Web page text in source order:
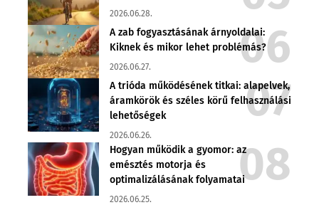
2026.06.28.
A zab fogyasztásának árnyoldalai:
Kiknek és mikor lehet problémás?
2026.06.27.
A trióda működésének titkai: alapelvek,
áramkörök és széles körű felhasználási
lehetőségek
2026.06.26.
Hogyan működik a gyomor: az
emésztés motorja és
optimalizálásának folyamatai
2026.06.25.